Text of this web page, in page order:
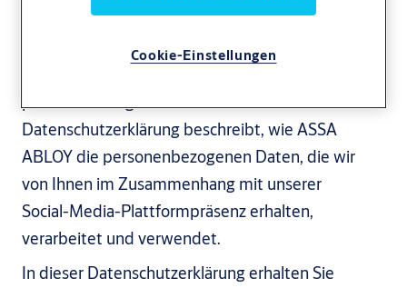
– Soziale Medien
personenbezogenen Daten. Diese
Datenschutzerklärung beschreibt, wie ASSA
ABLOY die personenbezogenen Daten, die wir
von Ihnen im Zusammenhang mit unserer
Social-Media-Plattformpräsenz erhalten,
verarbeitet und verwendet.
In dieser Datenschutzerklärung erhalten Sie
Cookie-Einstellungen